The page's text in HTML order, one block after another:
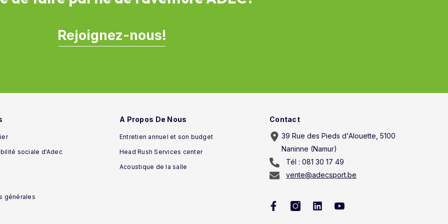
Rejoignez-nous!
sociale d'Adec
générales
A Propos De Nous
Entretien annuel et son budget
Head Rush Services center
Acoustique de la salle
Contact
39 Rue des Pieds d'Alouette, 5100
Naninne (Namur)
Tél : 081 30 17 49
vente@adecsport.be